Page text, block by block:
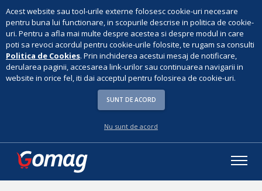
Acest website sau tool-urile externe folosesc cookie-uri necesare
pentru buna lui functionare, in scopurile descrise in politica de cookie-
uri. Pentru a afla mai multe despre acestea si despre modul in care
poti sa revoci acordul pentru cookie-urile folosite, te rugam sa consulti
Politica de Cookies. Prin inchiderea acestui mesaj de notificare,
derularea paginii, accesarea link-urilor sau continuarea navigarii in
website in orice fel, iti dai acceptul pentru folosirea de cookie-uri.
SUNT DE ACORD
Nu sunt de acord